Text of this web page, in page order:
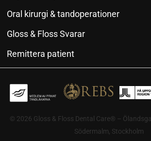
Oral kirurgi & tandoperationer
Gloss & Floss Svarar
Remittera patient
© 2026 Gloss & Floss Dental Care® –
Södermalm, Stockholm